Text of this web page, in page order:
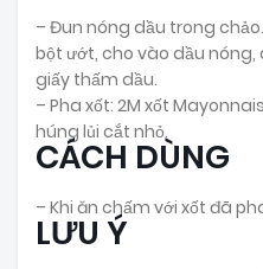
– Đun nóng dầu trong
bột ướt, cho vào dầu
giấy thấm dầu.
– Pha xốt: 2M xốt
húng lủi cắt nhỏ.
CÁCH DÙNG
– Khi ăn chấm với xốt đã
LƯU Ý